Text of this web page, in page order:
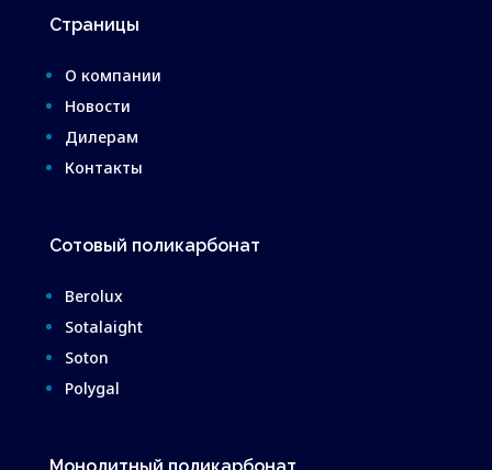
Страницы
О компании
Новости
Дилерам
Контакты
Сотовый поликарбонат
Berolux
Sotalaight
Soton
Polygal
Монолитный поликарбонат